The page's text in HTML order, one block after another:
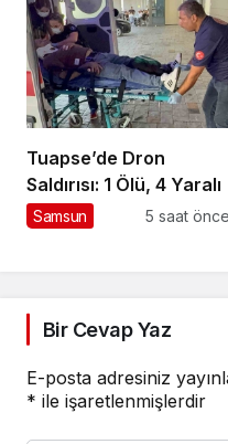
Tuapse’de Dron
Saldırısı: 1 Ölü, 4 Yaralı
Samsun 5 saat önce
Bir Cevap Yaz
E-posta adresiniz
* ile işaretlenmişlerdir